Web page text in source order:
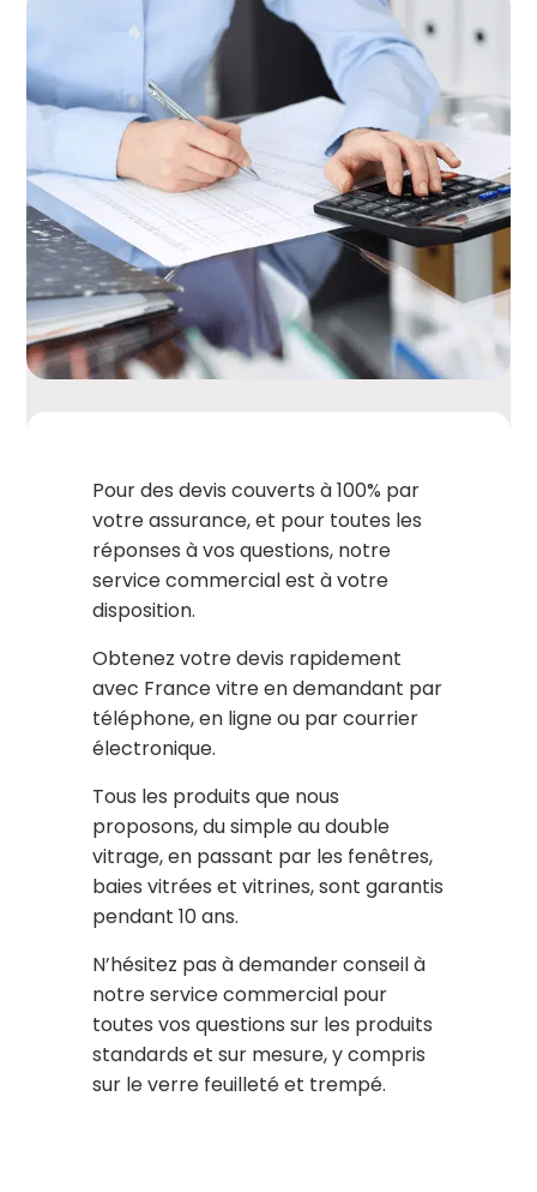
Pour des devis couverts à 100% par
votre assurance, et pour toutes les
réponses à vos questions, notre
service commercial est à votre
disposition.
Obtenez votre devis rapidement
avec France vitre en demandant par
téléphone, en ligne ou par courrier
électronique.
Tous les produits que nous
proposons, du simple au double
vitrage, en passant par les fenêtres,
baies vitrées et vitrines, sont garantis
pendant 10 ans.
N’hésitez pas à demander conseil à
notre service commercial pour
toutes vos questions sur les produits
standards et sur mesure, y compris
sur le verre feuilleté et trempé.